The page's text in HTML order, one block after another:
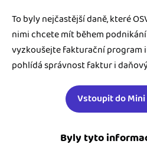
To byly nejčastější daně, které
nimi chcete mít během
vyzkoušejte fakturační program
pohlídá správnost faktur i
Vstoupit do
Byly tyto